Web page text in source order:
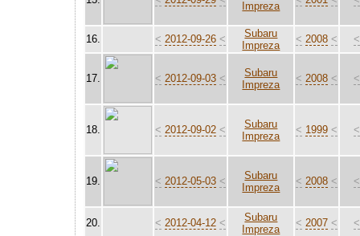
Impreza
16. < 2012-09-26 <
Subaru
Impreza
< 2008 < <
17. < 2012-09-03 <
Subaru
Impreza
< 2008 < <
18. < 2012-09-02 <
Subaru
Impreza
< 1999 < <
19. < 2012-05-03 <
Subaru
Impreza
< 2008 < <
20. < 2012-04-12 <
Subaru
Impreza
< 2007 < <